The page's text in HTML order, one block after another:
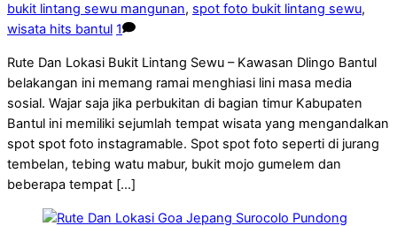
bukit lintang sewu mangunan, spot foto bukit lintang sewu,
wisata hits bantul 1
Rute Dan Lokasi Bukit Lintang Sewu – Kawasan Dlingo Bantul
belakangan ini memang ramai menghiasi lini masa media
sosial. Wajar saja jika perbukitan di bagian timur Kabupaten
Bantul ini memiliki sejumlah tempat wisata yang mengandalkan
spot spot foto instagramable. Spot spot foto seperti di jurang
tembelan, tebing watu mabur, bukit mojo gumelem dan
beberapa tempat […]